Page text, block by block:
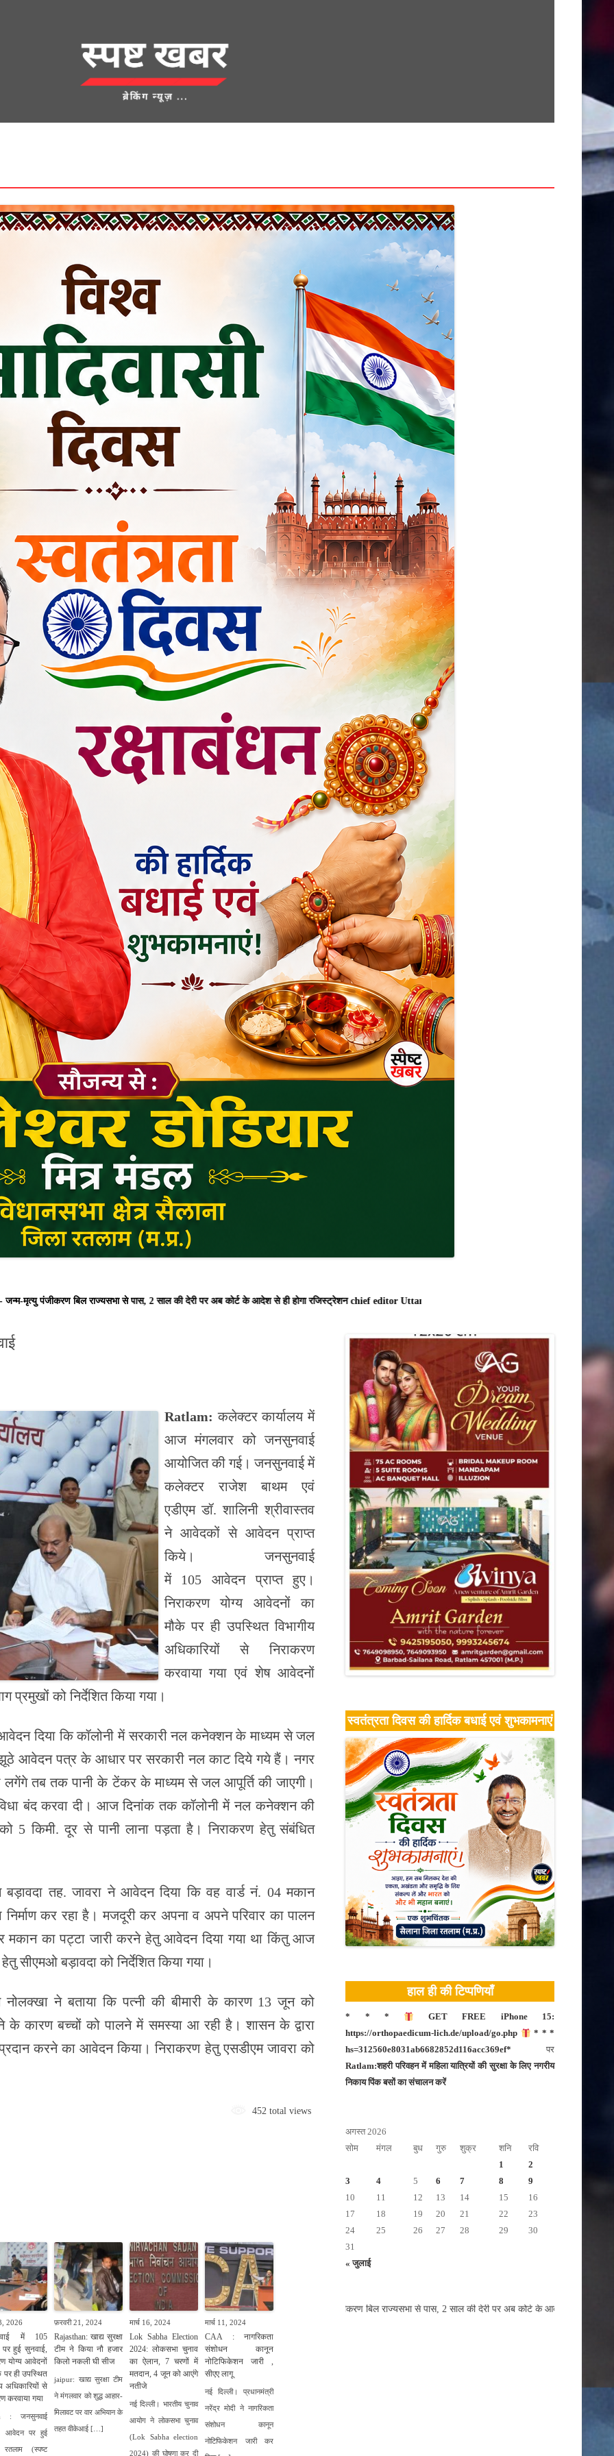
अनूपपुर
उज्जैन
खरगोन राज्य
गुना
डिंडोरी
कटनी
देवास
मंडला आगर
मुरैना
राजनीति
शहर
झाबुआ
छिंदवाड़ा
धार
पन्ना
टीकमगढ़
नीमच
दतिया
नरसिंहपुर
बुरहानपुर
उज्जैन
खेती किसानी
बैतूल
बिल राज्यसभा से पास, 2 साल की देरी पर अब कोर्ट के आदेश से ही होगा रजिस्ट्रेशन chief editor Uttam Sharma. mk choudhary Spasht.K@gmail.com .
Ratlam: कलेक्टर कार्यालय में
आज मंगलवार को जनसुनवाई
आयोजित की गई। जनसुनवाई में
कलेक्टर राजेश बाथम एवं
एडीएम डॉ. शालिनी श्रीवास्तव
ने आवेदकों से आवेदन प्राप्त
किये। जनसुनवाई
में 105 आवेदन प्राप्त हुए।
निराकरण योग्य आवेदनों का
मौके पर ही उपस्थित विभागीय
अधिकारियों से निराकरण
करवाया गया एवं शेष आवेदनों
प्रमुखों को निर्देशित किया गया।
दिया कि कॉलोनी में सरकारी नल कनेक्शन के माध्यम से जल
झूठे आवेदन पत्र के आधार पर सरकारी नल काट दिये गये हैं। नगर
लगेंगे तब तक पानी के टेंकर के माध्यम से जल आपूर्ति की जाएगी।
बंद करवा दी। आज दिनांक तक कॉलोनी में नल कनेक्शन की
5 किमी. दूर से पानी लाना पड़ता है। निराकरण हेतु संबंधित
बड़ावदा तह. जावरा ने आवेदन दिया कि वह वार्ड नं. 04 मकान
निर्माण कर रहा है। मजदूरी कर अपना व अपने परिवार का पालन
मकान का पट्टा जारी करने हेतु आवेदन दिया गया था किंतु आज
सीएमओ बड़ावदा को निर्देशित किया गया।
ने बताया कि पत्नी की बीमारी के कारण 13 जून को
कारण बच्चों को पालने में समस्या आ रही है। शासन के द्वारा
करने का आवेदन किया। निराकरण हेतु एसडीएम जावरा को
452 total views
2026
में 105
हुई सुनवाई,
योग्य आवेदनों
पर ही उपस्थित
अधिकारियों से
करवाया गया
: जनसुनवाई
आवेदन पर हुई
रतलाम (स्पष्ट
फ़रवरी 21, 2024
Rajasthan: खाद्य सुरक्षा
टीम ने किया नौ हजार
किलो नकली घी सीज
jaipur: खाद्य सुरक्षा टीम
ने मंगलवार को शुद्ध आहार-
मिलावट पर वार अभियान के
तहत वीकेआई […]
मार्च 16, 2024
Lok Sabha Election
2024: लोकसभा चुनाव
का ऐलान, 7 चरणों में
मतदान, 4 जून को आएंगे
नतीजे
नई दिल्ली। भारतीय चुनाव
आयोग ने लोकसभा चुनाव
(Lok Sabha election
2024) की घोषणा कर दी
मार्च 11, 2024
CAA : नागरिकता
संशोधन कानून
नोटिफिकेशन जारी ,
सीएए लागू
नई दिल्ली। प्रधानमंत्री
नरेंद्र मोदी ने नागरिकता
संशोधन कानून
नोटिफिकेशन जारी कर
स्वतंत्रता दिवस की हार्दिक बधाई एवं शुभकामनाएं
हाल ही की टिप्पणियाँ
* * *
GET FREE iPhone 15:
https://orthopaedicum-lich.de/upload/go.php
* * *
hs=312560e8031ab6682852d116acc369ef* पर
Ratlam:शहरी परिवहन में महिला यात्रियों की सुरक्षा के लिए नगरीय
निकाय पिंक बसों का संचालन करें
अगस्त 2026
सोम
मंगल बुध गुरु शुक्र शनि रवि
« जुलाई
1
2
3
4 5 6 7 8
9
10
11 12 13 14 15
16
17
18 19 20 21 22
23
24
25 26 27 28 29
30
31
देश:- विश्व आदिवासी दिवस की हार्दिक बधाई एवं शुभकामनाएं, देश:- जन्म-मृत्यु पंजीकरण बिल राज्यसभा से पास, 2 साल की देरी पर अब कोर्ट के आदेश से ही होगा रजिस्ट्रेशन